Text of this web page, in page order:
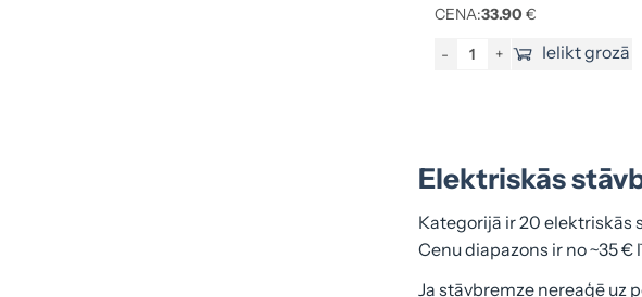
CENA:33.90 €
- + Ielikt grozā
Elektriskās
Kategorijā ir 20 elektriskās
Cenu diapazons ir no ~35 €
Ja stāvbremze nereaģē uz